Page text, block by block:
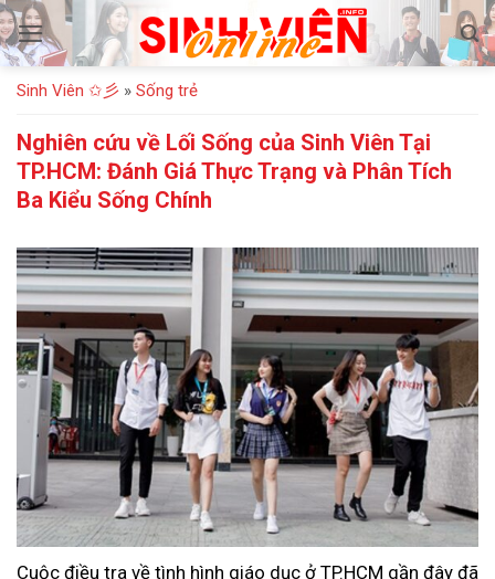
Bỏ
qua
nội
dung
Sinh Viên ✩彡 » Sống trẻ
Nghiên cứu về Lối Sống của Sinh Viên Tại
TP.HCM: Đánh Giá Thực Trạng và Phân Tích
Ba Kiểu Sống Chính
Cuộc điều tra về tình hình giáo dục ở TP.HCM gần đây đã